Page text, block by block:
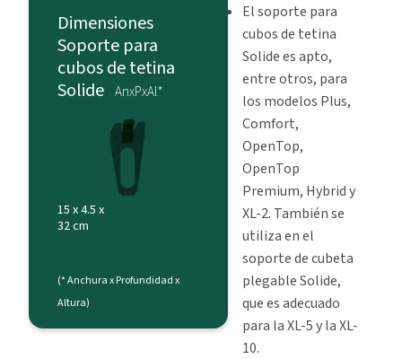
Dimensiones
Soporte para
cubos de tetina
Solide AnxPxAl*
15 x 4.5 x
32 cm
(* Anchura x Profundidad x
Altura)
El soporte para
cubos de tetina
Solide es apto,
entre otros, para
los modelos Plus,
Comfort,
OpenTop,
OpenTop
Premium, Hybrid y
XL-2. También se
utiliza en el
soporte de cubeta
plegable Solide,
que es adecuado
para la XL-5 y la XL-
10.